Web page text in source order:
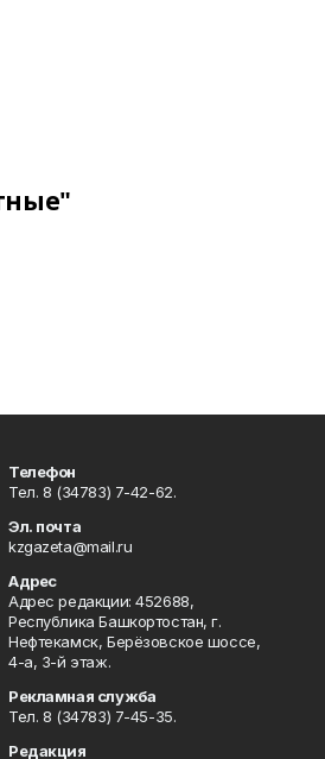
Телефон
Тел. 8 (34783) 7-42-62.
Эл. почта
kzgazeta@mail.ru
Адрес
Адрес редакции: 452688,
Республика Башкортостан, г.
Нефтекамск, Берёзовское шоссе,
4-а, 3-й этаж.
Рекламная служба
Тел. 8 (34783) 7-45-35.
Редакция